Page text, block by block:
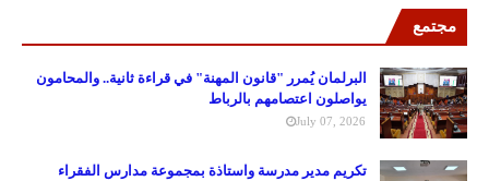
مجتمع
البرلمان يُمرر "قانون المهنة" في قراءة ثانية.. والمحامون
يواصلون اعتصامهم بالرباط
July 07, 2026
تكريم مدير مدرسة واستاذة بمجموعة مدارس الفقراء